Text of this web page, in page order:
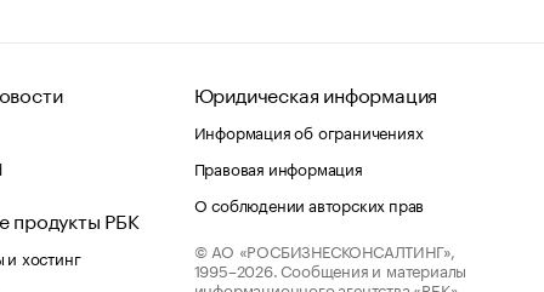
продукты РБК
хостинг
Юридическая информация
Информация об ограничениях
Правовая информация
О соблюдении авторских прав
© АО «РОСБИЗНЕСКОНСАЛТИНГ»,
1995–2026. Сообщения и материалы